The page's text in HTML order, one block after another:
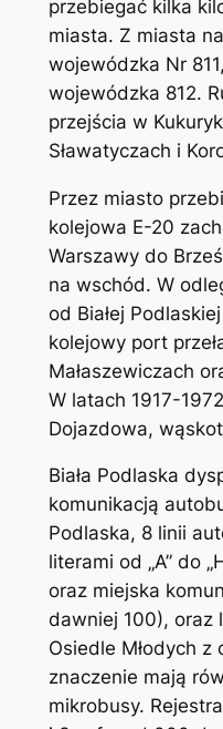
przebiegać kilka
miasta. Z miasta
wojewódzka Nr
wojewódzka 812.
przejścia w
Sławatyczach i
Przez miasto
kolejowa E-20
Warszawy do
na wschód. W
od Białej
kolejowy port
Małaszewiczach
W latach 1917-
Dojazdowa,
Biała Podlaska
komunikacją
Podlaska, 8 linii
literami od „A” do
oraz miejska
dawniej 100), oraz
Osiedle Młodych
znaczenie mają
mikrobusy.